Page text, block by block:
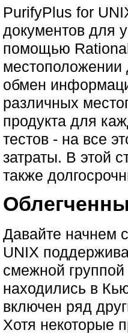
PurifyPlus for
документов для
помощью
местоположении
обмен
различных
продукта для
тестов - на все
затраты. В этой
также
Давайте начнем
UNIX
смежной
находились в
включен ряд
Хотя некоторые